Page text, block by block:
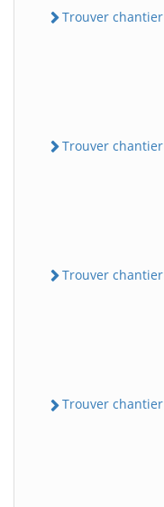
Trouver chantier
Trouver chantier
Trouver chantier
Trouver chantier